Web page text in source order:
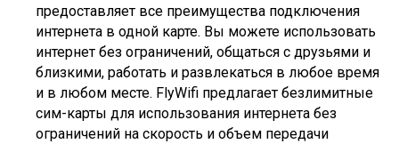
предоставляет все преимущества подключения
интернета в одной карте. Вы можете использовать
интернет без ограничений, общаться с друзьями и
близкими, работать и развлекаться в любое время
и в любом месте. FlyWifi предлагает безлимитные
сим-карты для использования интернета без
ограничений на скорость и объем передачи